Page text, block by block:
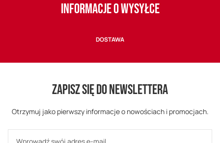
INFORMACJE O WYSYŁCE
DOSTAWA
ZAPISZ SIĘ DO NEWSLETTERA
Otrzymuj jako pierwszy informacje o nowościach i promocjach.